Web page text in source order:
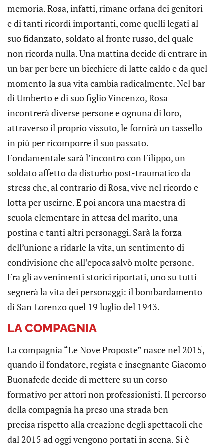
memoria. Rosa, infatti, rimane orfana dei genitori
e di tanti ricordi importanti, come quelli legati al
suo fidanzato, soldato al fronte russo, del quale
non ricorda nulla. Una mattina decide di entrare in
un bar per bere un bicchiere di latte caldo e da quel
momento la sua vita cambia radicalmente. Nel bar
di Umberto e di suo figlio Vincenzo, Rosa
incontrerà diverse persone e ognuna di loro,
attraverso il proprio vissuto, le fornirà un tassello
in più per ricomporre il suo passato.
Fondamentale sarà l’incontro con Filippo, un
soldato affetto da disturbo post-traumatico da
stress che, al contrario di Rosa, vive nel ricordo e
lotta per uscirne. E poi ancora una maestra di
scuola elementare in attesa del marito, una
postina e tanti altri personaggi. Sarà la forza
dell’unione a ridarle la vita, un sentimento di
condivisione che all’epoca salvò molte persone.
Fra gli avvenimenti storici riportati, uno su tutti
segnerà la vita dei personaggi: il bombardamento
di San Lorenzo quel 19 luglio del 1943.
LA COMPAGNIA
La compagnia “Le Nove Proposte” nasce nel 2015,
quando il fondatore, regista e insegnante Giacomo
Buonafede decide di mettere su un corso
formativo per attori non professionisti. Il percorso
della compagnia ha preso una strada ben
precisa rispetto alla creazione degli spettacoli che
dal 2015 ad oggi vengono portati in scena. Si è